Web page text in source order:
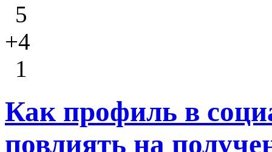
5
+4
1
Как профиль в
повлиять на